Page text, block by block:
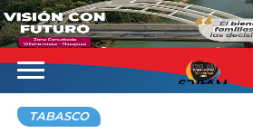
620AM
TABASCO